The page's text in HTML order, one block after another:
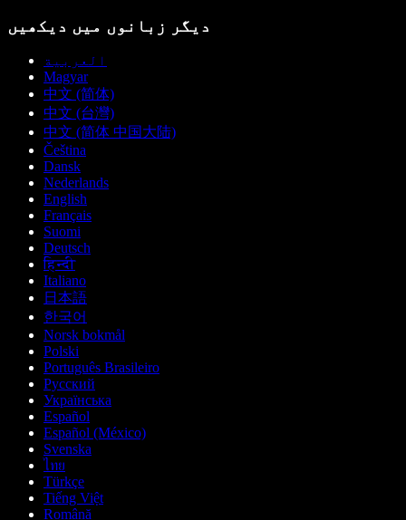
دیگر زبانوں میں دیکھیں
العربية
Magyar
中文 (简体)
中文 (台灣)
中文 (简体 中国大陆)
Čeština
Dansk
Nederlands
English
Français
Suomi
Deutsch
हिन्दी
Italiano
日本語
한국어
Norsk bokmål
Polski
Português Brasileiro
Русский
Українська
Español
Español (México)
Svenska
ไทย
Türkçe
Tiếng Việt
Română